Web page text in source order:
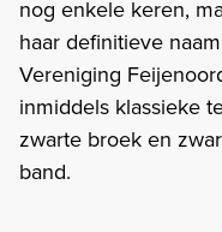
nog enkele keren,
haar definitieve
Vereniging
inmiddels klassieke
zwarte broek en
band.